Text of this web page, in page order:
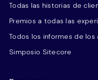
Todas las historias de
Premios a todas las
Todos los informes de los
Simposio Sitecore